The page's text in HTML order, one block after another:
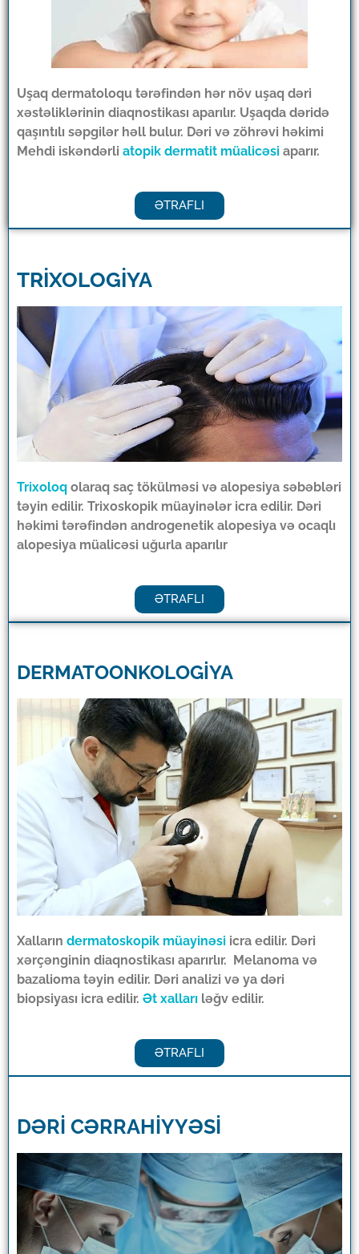
Uşaq dermatoloqu tərəfindən hər növ uşaq dəri
xəstəliklərinin diaqnostikası aparılır. Uşaqda dəridə
qaşıntılı səpgilər həll bulur. Dəri və zöhrəvi həkimi
Mehdi iskəndərli atopik dermatit müalicəsi aparır.
ƏTRAFLI
TRİXOLOGİYA
Trixoloq olaraq saç tökülməsi və alopesiya səbəbləri
təyin edilir. Trixoskopik müayinələr icra edilir. Dəri
həkimi tərəfindən androgenetik alopesiya və ocaqlı
alopesiya müalicəsi uğurla aparılır
ƏTRAFLI
DERMATOONKOLOGİYA
Xalların dermatoskopik müayinəsi icra edilir. Dəri
xərçənginin diaqnostikası aparırlır. Melanoma və
bazalioma təyin edilir. Dəri analizi və ya dəri
biopsiyası icra edilir. Ət xalları ləğv edilir.
ƏTRAFLI
DƏRİ CƏRRAHİYYƏSİ